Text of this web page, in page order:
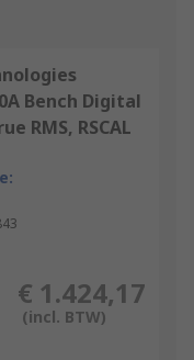
Bench Digital
RMS, RSCAL
€ 1.424,17
(incl. BTW)